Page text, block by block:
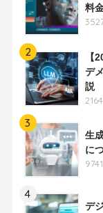
料
2
【
デ
説
3
生
に
4
デ